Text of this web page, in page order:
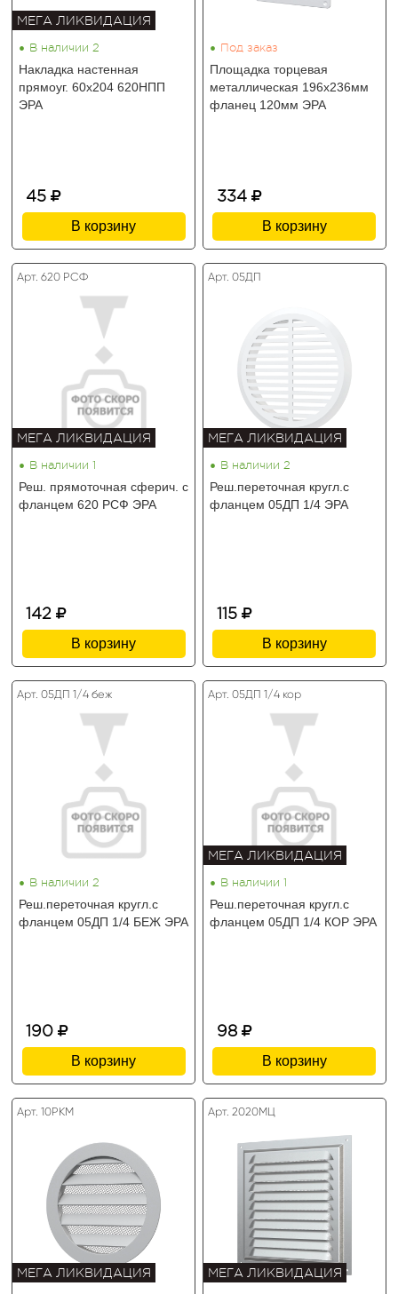
МЕГА ЛИКВИДАЦИЯ
• В наличии 2
Накладка настенная
прямоуг. 60х204 620НПП
ЭРА
45
В корзину
• Под заказ
Площадка торцевая
металлическая 196х236мм
фланец 120мм ЭРА
334
В корзину
Арт. 620 РСФ
МЕГА ЛИКВИДАЦИЯ
• В наличии 1
Реш. прямоточная сферич. с
фланцем 620 РСФ ЭРА
142
В корзину
Арт. 05ДП
МЕГА ЛИКВИДАЦИЯ
• В наличии 2
Реш.переточная кругл.с
фланцем 05ДП 1/4 ЭРА
115
В корзину
Арт. 05ДП 1/4 беж
• В наличии 2
Реш.переточная кругл.с
фланцем 05ДП 1/4 БЕЖ ЭРА
190
В корзину
Арт. 05ДП 1/4 кор
МЕГА ЛИКВИДАЦИЯ
• В наличии 1
Реш.переточная кругл.с
фланцем 05ДП 1/4 КОР ЭРА
98
В корзину
Арт. 10РКМ
МЕГА ЛИКВИДАЦИЯ
Арт. 2020МЦ
МЕГА ЛИКВИДАЦИЯ